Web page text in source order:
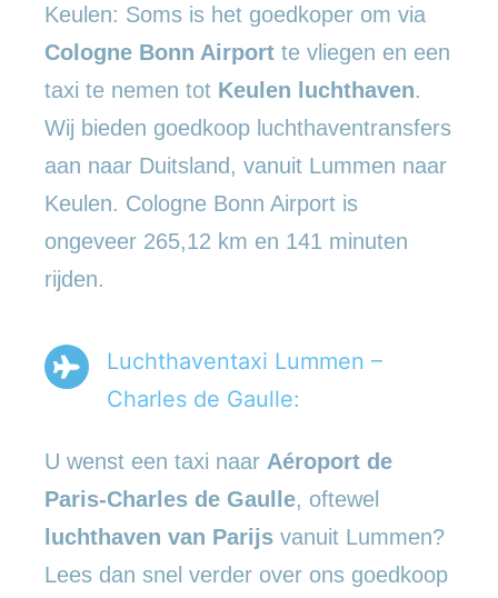
Keulen: Soms is het goedkoper om via
Cologne Bonn Airport te vliegen en een
taxi te nemen tot Keulen luchthaven.
Wij bieden goedkoop luchthaventransfers
aan naar Duitsland, vanuit Lummen naar
Keulen. Cologne Bonn Airport is
ongeveer 265,12 km en 141 minuten
rijden.
Luchthaventaxi Lummen –
Charles de Gaulle:
U wenst een taxi naar Aéroport de
Paris-Charles de Gaulle, oftewel
luchthaven van Parijs vanuit Lummen?
Lees dan snel verder over ons goedkoop